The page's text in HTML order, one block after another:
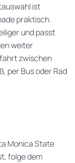
ist
praktisch.
und passt
weiter
zwischen
per Bus oder Rad
Monica State
folge dem